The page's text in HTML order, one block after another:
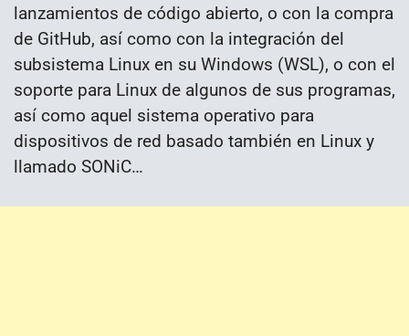
lanzamientos de código abierto, o con la compra
de GitHub, así como con la integración del
subsistema Linux en su Windows (WSL), o con el
soporte para Linux de algunos de sus programas,
así como aquel sistema operativo para
dispositivos de red basado también en Linux y
llamado SONiC…